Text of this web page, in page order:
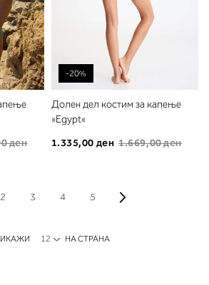
ден
-20%
Долен дел костим за капење
»Egypt«
1.335,00 ден 1.669,00 ден
ја прегледувате страната
Page
2 Page
3 4 5
НА СТРАНА